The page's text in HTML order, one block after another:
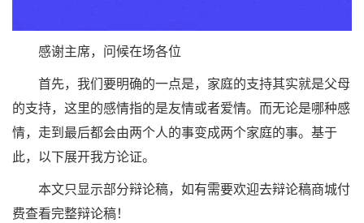
感谢主席，问候在场各位
首先，我们要明确的一点是，家庭的支持其实就是父母
的支持，这里的感情指的是友情或者爱情。而无论是哪种感
情，走到最后都会由两个人的事变成两个家庭的事。基于
此，以下展开我方论证。
本文只显示部分辩论稿，如有需要欢迎去辩论稿商城付
费查看完整辩论稿！